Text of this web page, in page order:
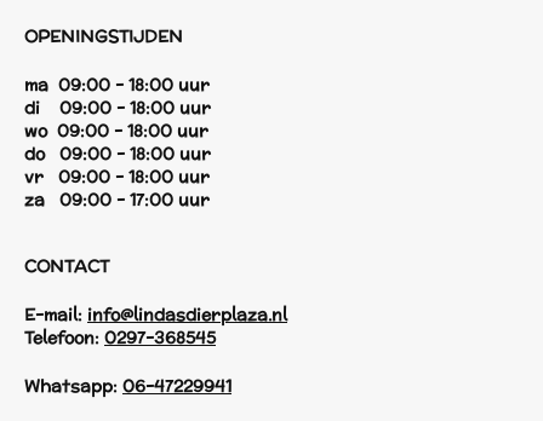
OPENINGSTIJDEN
ma 09:00 - 18:00 uur
di 09:00 - 18:00 uur
wo 09:00 - 18:00 uur
do 09:00 - 18:00 uur
vr 09:00 - 18:00 uur
za 09:00 - 17:00 uur
CONTACT
E-mail: info@lindasdierplaza.nl
Telefoon: 0297-368545
Whatsapp: 06-47229941